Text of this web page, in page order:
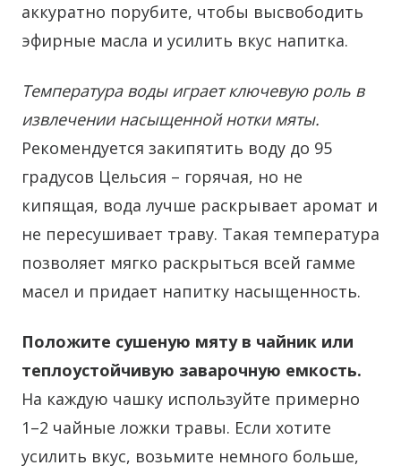
аккуратно порубите, чтобы высвободить
эфирные масла и усилить вкус напитка.
Температура воды играет ключевую роль в
извлечении насыщенной нотки мяты.
Рекомендуется закипятить воду до 95
градусов Цельсия – горячая, но не
кипящая, вода лучше раскрывает аромат и
не пересушивает траву. Такая температура
позволяет мягко раскрыться всей гамме
масел и придает напитку насыщенность.
Положите сушеную мяту в чайник или
теплоустойчивую заварочную емкость.
На каждую чашку используйте примерно
1–2 чайные ложки травы. Если хотите
усилить вкус, возьмите немного больше,